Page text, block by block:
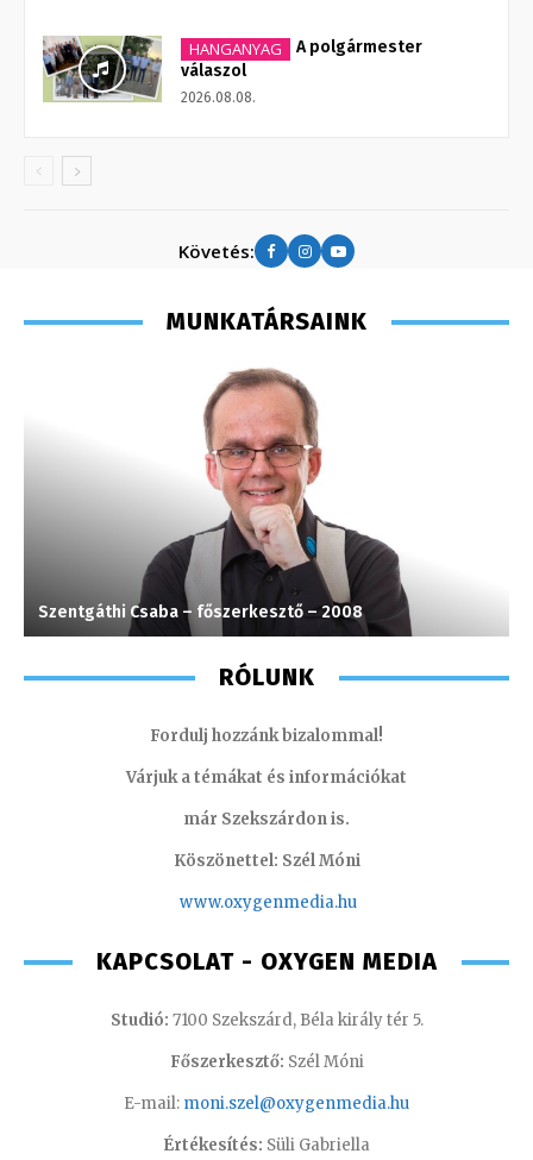
HANGANYAG
A polgármester
válaszol
2026.08.08.
Követés:
MUNKATÁRSAINK
Szentgáthi Csaba – főszerkesztő – 2008
RÓLUNK
Fordulj hozzánk bizalommal!
Várjuk a témákat és információkat
már Szekszárdon is.
Köszönettel: Szél Móni
www.oxygenmedia.hu
KAPCSOLAT - OXYGEN MEDIA
Studió: 7100 Szekszárd, Béla király tér 5.
Főszerkesztő: Szél Móni
E-mail: moni.szel@oxygenmedia.hu
Értékesítés: Süli Gabriella